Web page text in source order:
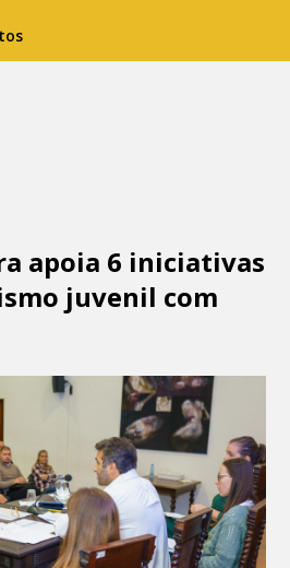
apoia 6 iniciativas
juvenil com